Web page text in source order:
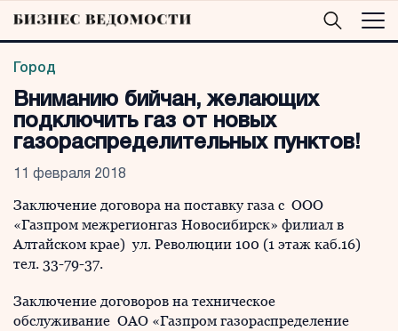
Город
Вниманию бийчан, желающих
подключить газ от новых
газораспределительных пунктов!
11 февраля 2018
Заключение договора на поставку газа с ООО
«Газпром межрегионгаз Новосибирск» филиал в
Алтайском крае) ул. Революции 100 (1 этаж каб.16)
тел. 33-79-37.
Заключение договоров на техническое
обслуживание ОАО «Газпром газораспределение